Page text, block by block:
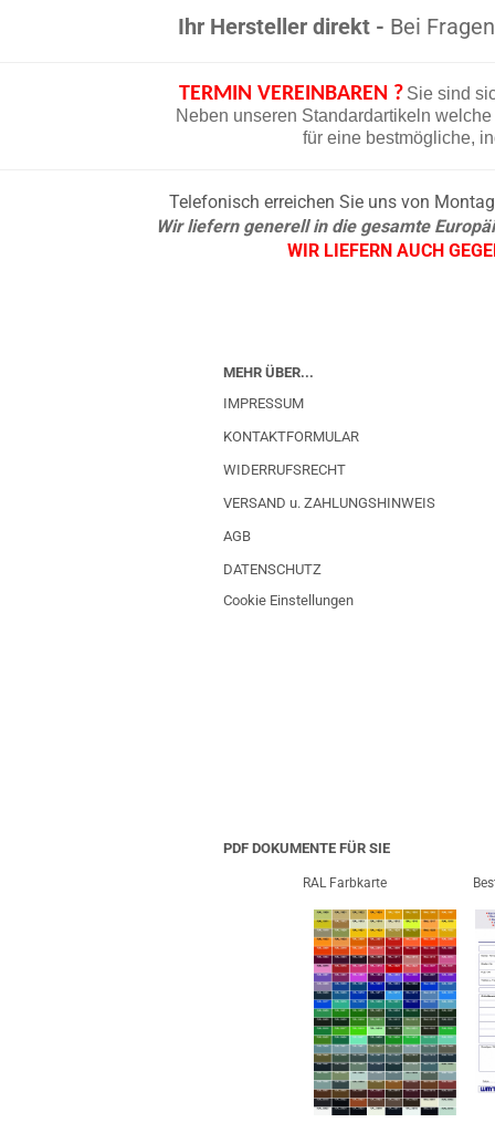
Ihr Hersteller direkt - Bei
TERMIN VEREINBAREN ? Sie sind
Neben unseren Standardartikeln
für eine bestmögliche,
Telefonisch erreichen Sie uns von
Wir liefern generell in die gesamte
WIR LIEFERN AUCH
MEHR ÜBER...
IMPRESSUM
KONTAKTFORMULAR
WIDERRUFSRECHT
VERSAND u. ZAHLUNGSHINWEIS
AGB
DATENSCHUTZ
Cookie Einstellungen
PDF DOKUMENTE FÜR SIE
RAL Farbkarte